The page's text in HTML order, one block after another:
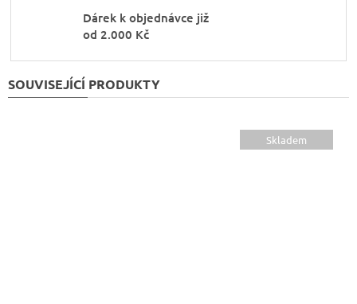
Dárek k objednávce již
od 2.000 Kč
SOUVISEJÍCÍ PRODUKTY
Skladem